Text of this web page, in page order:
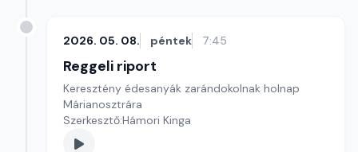
2026. 05. 08. péntek 7:45
Reggeli riport
Keresztény édesanyák zarándokolnak holnap
Márianosztrára
Szerkesztő:Hámori Kinga